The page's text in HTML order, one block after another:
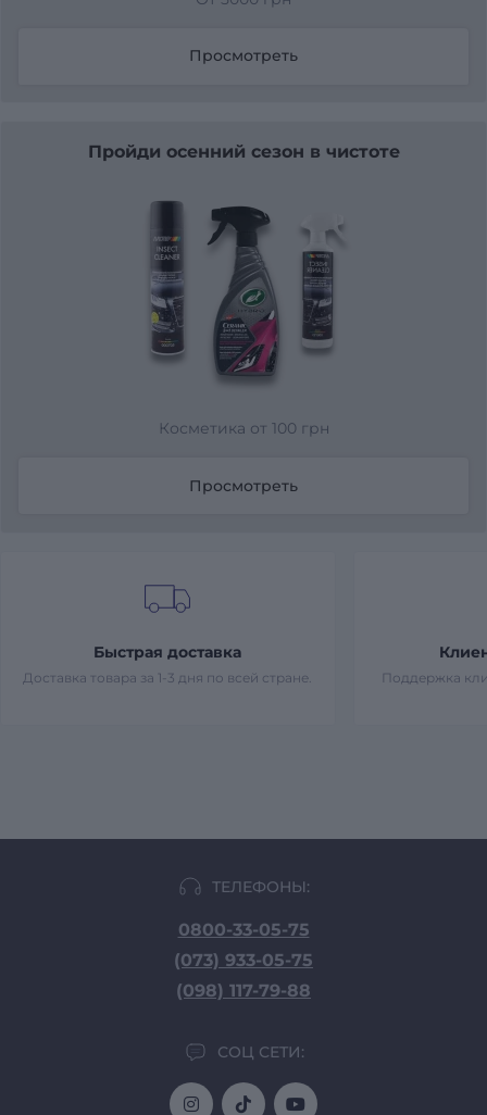
Просмотреть
Пройди осенний сезон в чистоте
Косметика от 100 грн
Просмотреть
Быстрая доставка
Доставка товара за 1-3 дня по всей стране. Поддержка
ТЕЛЕФОНЫ:
0800-33-05-75
(073) 933-05-75
(098) 117-79-88
СОЦ СЕТИ: